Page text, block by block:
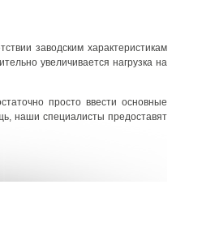
заводским характеристикам
увеличивается нагрузка на
просто ввести основные
наши специалисты предоставят